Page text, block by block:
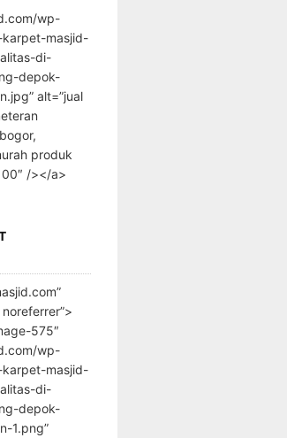
wp-
masjid-
di-
depok-
alt=”jual
produk
/></a>
575″
wp-
masjid-
di-
depok-
1.png”